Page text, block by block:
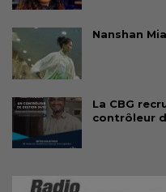
Nanshan
La CBG
contrôleur